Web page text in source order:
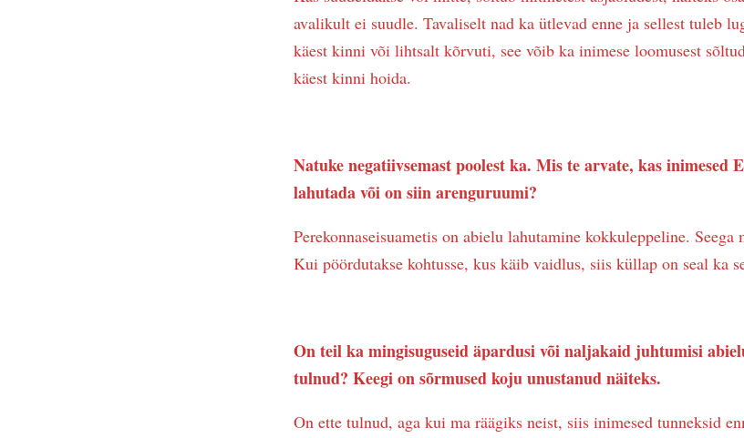
avalikult ei suudle. Tavaliselt nad ka ütlevad enne ja sellest tuleb
käest kinni või lihtsalt kõrvuti, see võib ka inimese loomusest
käest kinni hoida.
Natuke negatiivsemast poolest ka. Mis te arvate, kas inimesed
lahutada või on siin arenguruumi?
Perekonnaseisuametis on abielu lahutamine kokkuleppeline.
Kui pöördutakse kohtusse, kus käib vaidlus, siis küllap on seal ka
On teil ka mingisuguseid äpardusi või naljakaid juhtumisi
tulnud? Keegi on sõrmused koju unustanud näiteks.
On ette tulnud, aga kui ma räägiks neist, siis inimesed tunneksid